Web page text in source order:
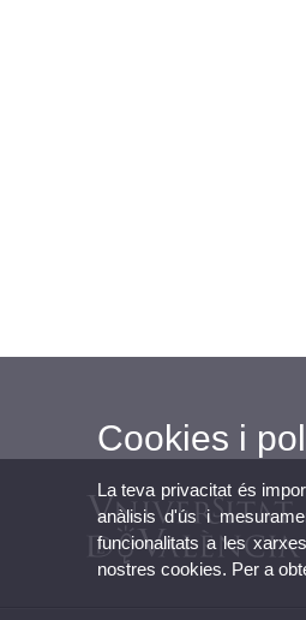
Cookies i
La teva privacitat és
anàlisis d'ús i
funcionalitats a les
nostres cookies. Per a